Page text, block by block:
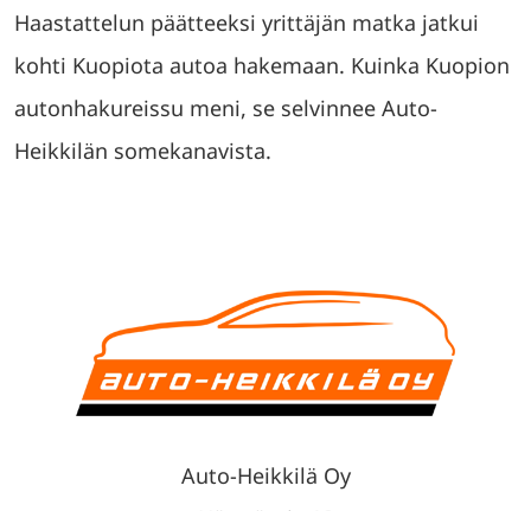
Haastattelun päätteeksi yrittäjän matka jatkui
kohti Kuopiota autoa hakemaan. Kuinka Kuopion
autonhakureissu meni, se selvinnee Auto-
Heikkilän somekanavista.
Auto-Heikkilä Oy